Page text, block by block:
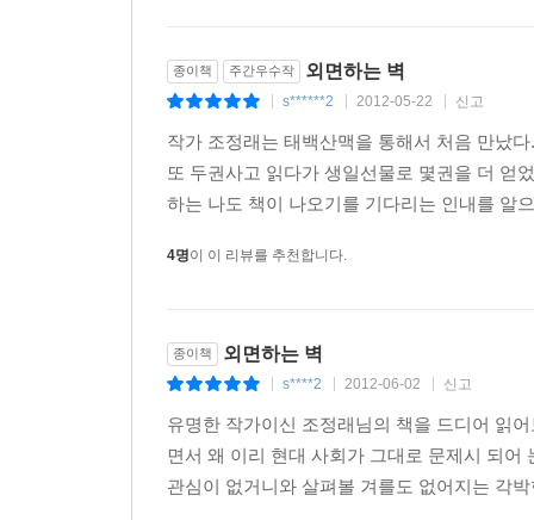
종이책 주간우수작 외면하는 벽
s******2 2012-05-22 신고
작가 조정래는 태백산맥을 통해서 처음 만났
또 두권사고 읽다가 생일선물로 몇권을 더 얻
하는 나도 책이 나오기를 기다리는 인내를 알
4명이 이 리뷰를 추천합니다.
종이책 외면하는 벽
s****2 2012-06-02 신고
유명한 작가이신 조정래님의 책을 드디어 읽
면서 왜 이리 현대 사회가 그대로 문제시 되
관심이 없거니와 살펴볼 겨를도 없어지는 각